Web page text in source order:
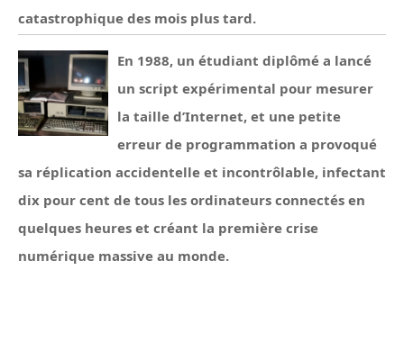
catastrophique des mois plus tard.
En 1988, un étudiant diplômé a lancé
un script expérimental pour mesurer
la taille d’Internet, et une petite
erreur de programmation a provoqué
sa réplication accidentelle et incontrôlable, infectant
dix pour cent de tous les ordinateurs connectés en
quelques heures et créant la première crise
numérique massive au monde.